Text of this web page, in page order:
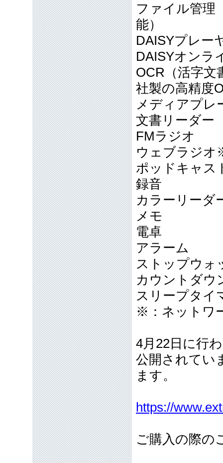
ファイル管理
能）
DAISYプレー
DAISYオンラ
OCR（活字文
社製の高精度
メディアプレ
文書リーダー
FMラジオ
ウェブラジ
ポッドキャ
録音
カラーリーダ
メモ
電卓
アラーム
ストップウォ
カウントダウ
スリープタイ
※：ネットワ
4月22日に行
公開されてい
ます。
https://
ご購入の際の